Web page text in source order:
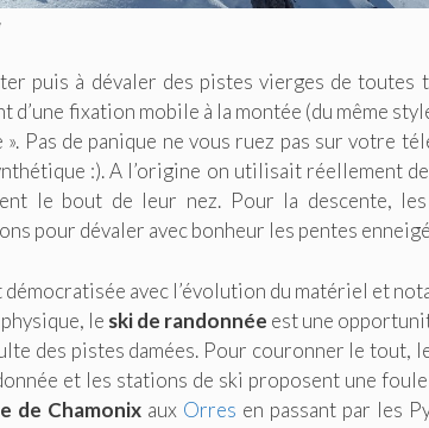
puis à dévaler des pistes vierges de toutes
fixation mobile à la montée (du même
». Pas de panique ne vous ruez pas sur votre
:). A l’origine on utilisait réellement
le bout de leur nez. Pour la descente,
pour dévaler avec bonheur les pentes
démocratisée avec l’évolution du matériel et
le ski de randonnée est une
des pistes damées. Pour couronner le tout,
et les stations de ski proposent une
de Chamonix aux Orres en passant par les